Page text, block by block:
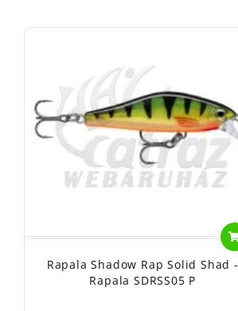
Rapala Shadow Rap Solid Shad -
Rapala SDRSS05 P